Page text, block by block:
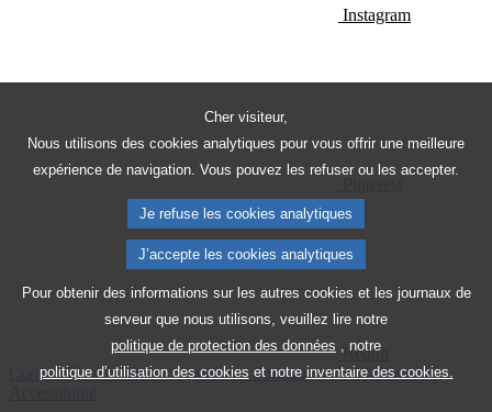
Cher visiteur,
Nous utilisons des cookies analytiques pour vous offrir une meilleure
expérience de navigation. Vous pouvez les refuser ou les accepter.
Je refuse les cookies analytiques
J’accepte les cookies analytiques
Pour obtenir des informations sur les autres cookies et les journaux de
serveur que nous utilisons, veuillez lire notre
politique de protection des données , notre
politique d’utilisation des cookies et notre inventaire des cookies.
Instagram
Reddit
Contact Plan du siteAvis juridique Politique de confidentialité